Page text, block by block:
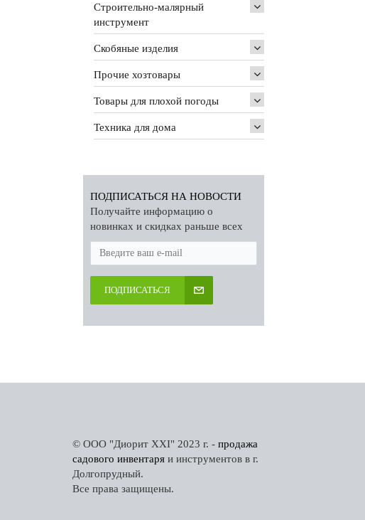
Строительно-малярный
инструмент
Скобяные изделия
Прочие хозтовары
Товары для плохой погоды
Техника для дома
ПОДПИСАТЬСЯ НА НОВОСТИ
Получайте информацию о
новинках и скидках раньше всех
ПОДПИСАТЬСЯ
© ООО "Диорит XXI" 2023 г. - продажа
садового инвентаря и инструментов в г.
Долгопрудный.
Все права защищены.